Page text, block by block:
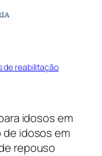
de reabilitação
idosos em
de idosos em
repouso